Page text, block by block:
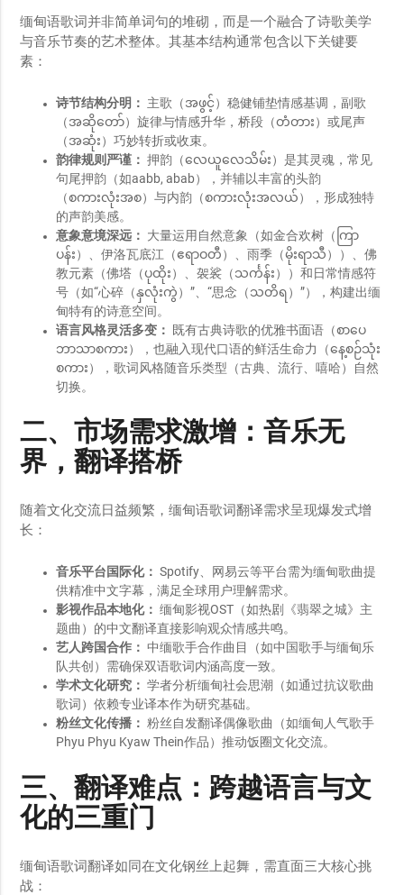
缅甸语歌词并非简单词句的堆砌，而是一个融合了诗歌美学
与音乐节奏的艺术整体。其基本结构通常包含以下关键要
素：
诗节结构分明： 主歌（အဖွင့်）稳健铺垫情感基调，副歌
（အဆိုတော်）旋律与情感升华，桥段（တံတား）或尾声
（အဆုံး）巧妙转折或收束。
韵律规则严谨： 押韵（လေယူလေသိမ်း）是其灵魂，常见
句尾押韵（如aabb, abab），并辅以丰富的头韵
（စကားလုံးအစ）与内韵（စကားလုံးအလယ်），形成独特
的声韵美感。
意象意境深远： 大量运用自然意象（如金合欢树（ကြာ
ပန်း）、伊洛瓦底江（ဧရာဝတီ）、雨季（မိုးရာသီ））、佛
教元素（佛塔（ပုထိုး）、袈裟（သင်္ကန်း））和日常情感符
号（如“心碎（နှလုံးကွဲ）”、“思念（သတိရ）”），构建出缅
甸特有的诗意空间。
语言风格灵活多变：
既有古典诗歌的优雅书面语（စာပေ
ဘာသာစကား），也融入现代口语的鲜活生命力（နေ့စဉ်သုံး
စကား），歌词风格随音乐类型（古典、流行、嘻哈）自然
切换。
二、市场需求激增：音乐无
界，翻译搭桥
随着文化交流日益频繁，缅甸语歌词翻译需求呈现爆发式增
长：
音乐平台国际化： Spotify、网易云等平台需为缅甸歌曲提
供精准中文字幕，满足全球用户理解需求。
影视作品本地化： 缅甸影视OST（如热剧《翡翠之城》主
题曲）的中文翻译直接影响观众情感共鸣。
艺人跨国合作： 中缅歌手合作曲目（如中国歌手与缅甸乐
队共创）需确保双语歌词内涵高度一致。
学术文化研究： 学者分析缅甸社会思潮（如通过抗议歌曲
歌词）依赖专业译本作为研究基础。
粉丝文化传播： 粉丝自发翻译偶像歌曲（如缅甸人气歌手
Phyu Phyu Kyaw Thein作品）推动饭圈文化交流。
三、翻译难点：跨越语言与文
化的三重门
缅甸语歌词翻译如同在文化钢丝上起舞，需直面三大核心挑
战：